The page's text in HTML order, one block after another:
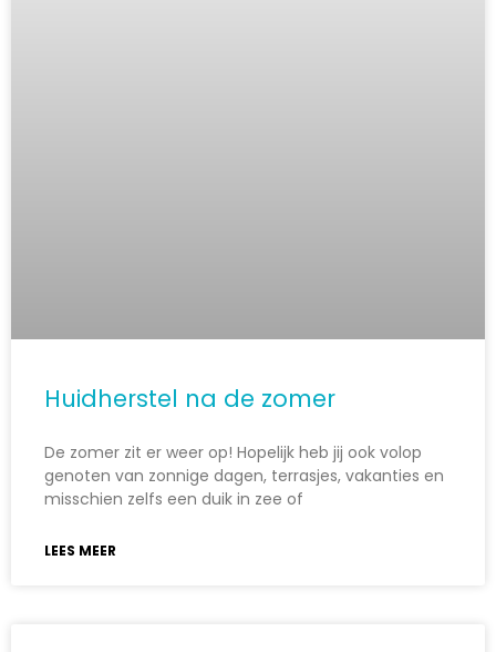
Huidherstel na de zomer
De zomer zit er weer op! Hopelijk heb jij ook volop
genoten van zonnige dagen, terrasjes, vakanties en
misschien zelfs een duik in zee of
LEES MEER